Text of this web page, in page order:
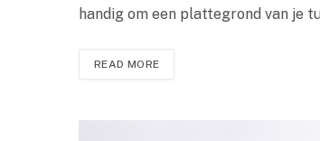
handig om een plattegrond van je
READ MORE